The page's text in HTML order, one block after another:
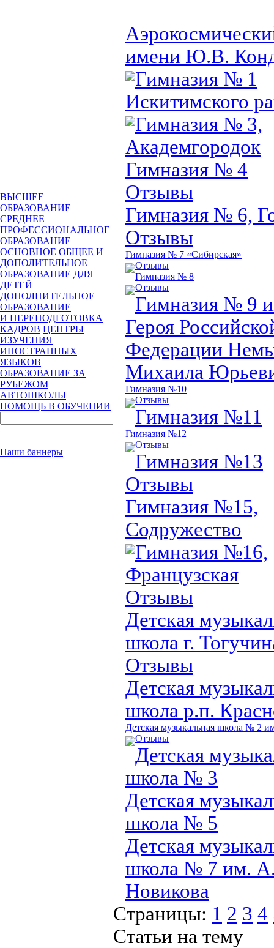
ВЫСШЕЕ
ОБРАЗОВАНИЕ
СРЕДНЕЕ
ПРОФЕССИОНАЛЬНОЕ
ОБРАЗОВАНИЕ
ОСНОВНОЕ ОБЩЕЕ И
ДОПОЛИТЕЛЬНОЕ
ОБРАЗОВАНИЕ ДЛЯ
ДЕТЕЙ
ДОПОЛНИТЕЛЬНОЕ
ОБРАЗОВАНИЕ
И ПЕРЕПОДГОТОВКА
КАДРОВ ЦЕНТРЫ
ИЗУЧЕНИЯ
ИНОСТРАННЫХ
ЯЗЫКОВ
ОБРАЗОВАНИЕ ЗА
РУБЕЖОМ
АВТОШКОЛЫ
ПОМОЩЬ В ОБУЧЕНИИ
Наши баннеры
имени Ю.В.
Гимназия № 1
Искитимского
Гимназия № 3,
Академгородок
Гимназия № 4
Отзывы
Гимназия № 6,
Отзывы
Гимназия № 7 «Сибирская»
Отзывы
Гимназия № 8
Отзывы
Гимназия № 9
Героя
Федерации
Михаила
Гимназия №10
Отзывы
Гимназия №11
Гимназия №12
Отзывы
Гимназия №13
Отзывы
Гимназия №15,
Содружество
Гимназия №16,
Французская
Отзывы
Детская
школа г.
Отзывы
Детская
школа р.п.
Детская музыкальная школа № 2
Отзывы
Детская
школа № 3
Детская
школа № 5
Детская
школа № 7 им.
Новикова
Страницы: 1 2 3 4
Статьи на тему